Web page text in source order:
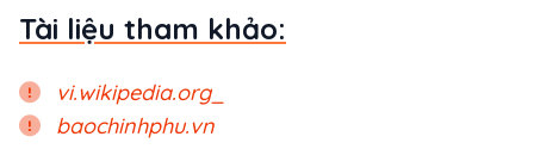
Tài liệu tham khảo:
vi.wikipedia.org_
baochinhphu.vn